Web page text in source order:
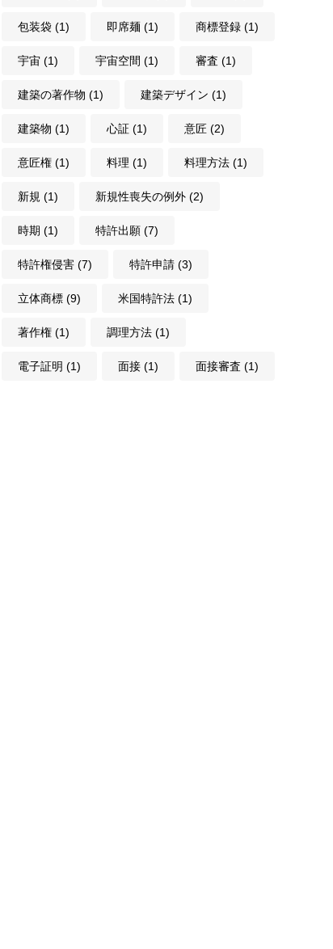
包装袋 (1) 即席麺 (1) 商標登録 (1)
宇宙 (1) 宇宙空間 (1) 審査 (1)
建築の著作物 (1) 建築デザイン (1)
建築物 (1) 心証 (1) 意匠 (2)
意匠権 (1) 料理 (1) 料理方法 (1)
新規 (1) 新規性喪失の例外 (2)
時期 (1) 特許出願 (7)
特許権侵害 (7) 特許申請 (3)
立体商標 (9) 米国特許法 (1)
著作権 (1) 調理方法 (1)
電子証明 (1) 面接 (1) 面接審査 (1)